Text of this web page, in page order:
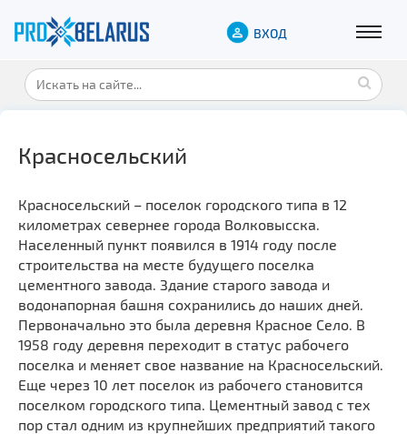
ВХОД
Красносельский
Красносельский – поселок городского типа в 12
километрах севернее города Волковысска.
Населенный пункт появился в 1914 году после
строительства на месте будущего поселка
цементного завода. Здание старого завода и
водонапорная башня сохранились до наших дней.
Первоначально это была деревня Красное Село. В
1958 году деревня переходит в статус рабочего
поселка и меняет свое название на Красносельский.
Еще через 10 лет поселок из рабочего становится
поселком городского типа. Цементный завод с тех
пор стал одним из крупнейших предприятий такого